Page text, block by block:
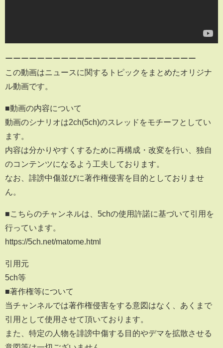
ーーーーーーーーーーーーーーーーーーーーーーーー
この動画はニュースに関するトピックをまとめたオリジナ
ル動画です。
■動画の内容について
動画のシナリオは2ch(5ch)のスレッドをモチーフとしてい
ます。
内容は分かりやすくするために再構成・改変を行い、独自
のコンテンツになるよう工夫しております。
なお、誹謗中傷並びに著作権侵害を目的としておりませ
ん。
■こちらのチャンネルは、5chの使用許諾に基づいて引用を
行っています。
https://5ch.net/matome.html
引用元
5ch等
■著作権等について
当チャンネルでは著作権侵害をする意図はなく、あくまで
引用として使用させて頂いております。
また、特定の人物を誹謗中傷する目的やデマを拡散させる